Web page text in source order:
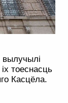
вылучылі
тоеснасць
Касцёла.